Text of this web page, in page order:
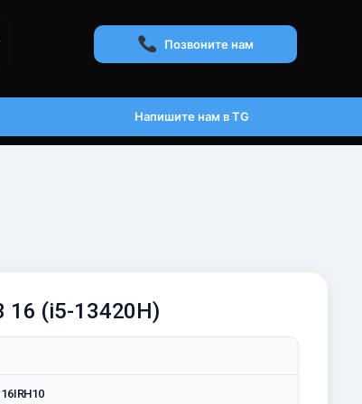
Позвоните нам
Напишите нам в TG
16 (i5-13420H)